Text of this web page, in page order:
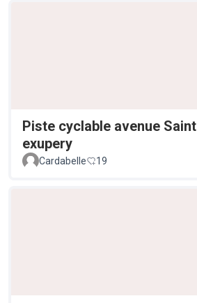
Piste cyclable avenue Saint
exupery
Cardabelle 19